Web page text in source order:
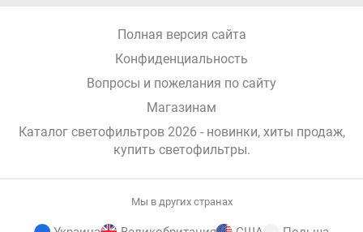
Полная версия сайта
Конфиденциальность
Вопросы и пожелания по сайту
Магазинам
Каталог светофильтров 2026 - новинки, хиты продаж,
купить светофильтры.
Мы в других странах